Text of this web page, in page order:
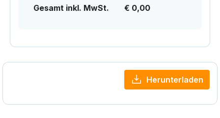
Gesamt inkl. MwSt. € 0,00
Herunterladen